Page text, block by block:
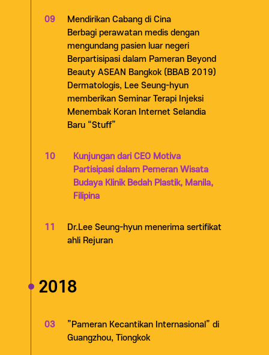
09
Mendirikan Cabang di Cina
Berbagi perawatan medis dengan
mengundang pasien luar negeri
Berpartisipasi dalam Pameran Beyond
Beauty ASEAN Bangkok (BBAB 2019)
Dermatologis, Lee Seung-hyun
memberikan Seminar Terapi Injeksi
Menembak Koran Internet Selandia
Baru “Stuff”
10
Kunjungan dari CEO Motiva
Partisipasi dalam Pemeran Wisata
Budaya Klinik Bedah Plastik, Manila,
Filipina
11
Dr.Lee Seung-hyun menerima sertifikat
ahli Rejuran
2018
03
”Pameran Kecantikan Internasional” di
Guangzhou, Tiongkok